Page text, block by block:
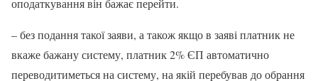
оподаткування він бажає перейти.
– без подання такої заяви, а також якщо в заяві платник не
вкаже бажану систему, платник 2% ЄП автоматично
переводитиметься на систему, на якій перебував до обрання